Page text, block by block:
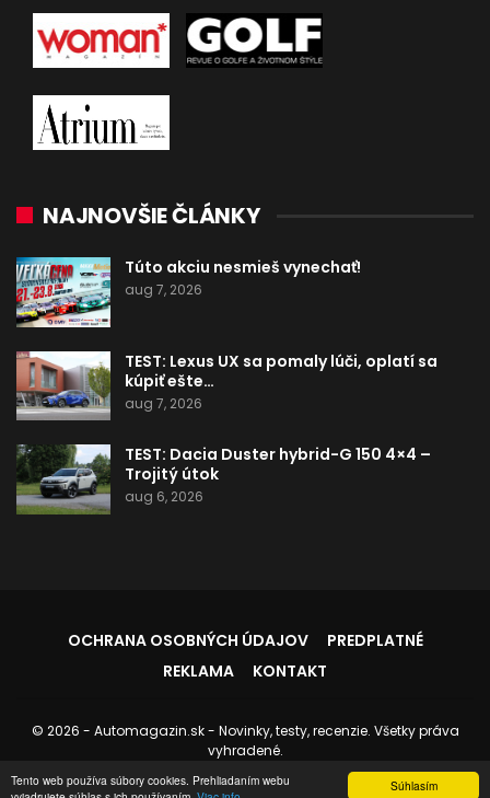
Súhlasím
Tento web používa súbory cookies. Prehliadaním webu
NAJNOVŠIE ČLÁNKY
Túto akciu nesmieš vynechať!
aug 7, 2026
TEST: Lexus UX sa pomaly lúči, oplatí sa
kúpiť ešte…
aug 7, 2026
TEST: Dacia Duster hybrid-G 150 4×4 –
Trojitý útok
aug 6, 2026
OCHRANA OSOBNÝCH ÚDAJOV
PREDPLATNÉ
REKLAMA
KONTAKT
© 2026 - Automagazin.sk - Novinky, testy, recenzie. Všetky práva
vyhradené.
Stránku spravuje:Instedo.com